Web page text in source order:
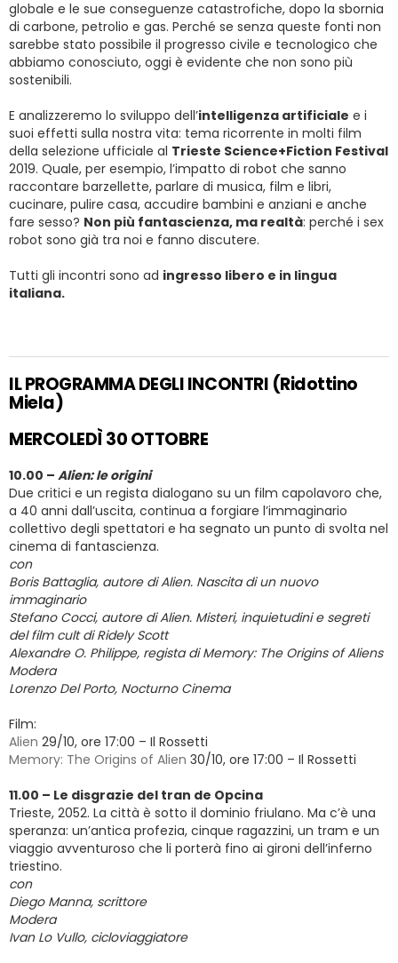
globale e le sue conseguenze catastrofiche, dopo la sbornia
di carbone, petrolio e gas. Perché se senza queste fonti non
sarebbe stato possibile il progresso civile e tecnologico che
abbiamo conosciuto, oggi è evidente che non sono più
sostenibili.
E analizzeremo lo sviluppo dell’intelligenza artificiale e i
suoi effetti sulla nostra vita: tema ricorrente in molti film
della selezione ufficiale al Trieste Science+Fiction Festival
2019. Quale, per esempio, l’impatto di robot che sanno
raccontare barzellette, parlare di musica, film e libri,
cucinare, pulire casa, accudire bambini e anziani e anche
fare sesso? Non più fantascienza, ma realtà: perché i sex
robot sono già tra noi e fanno discutere.
Tutti gli incontri sono ad ingresso libero e in lingua
italiana.
IL PROGRAMMA DEGLI INCONTRI (Ridottino
Miela)
MERCOLEDÌ 30 OTTOBRE
10.00 – Alien: le origini
Due critici e un regista dialogano su un film capolavoro che,
a 40 anni dall’uscita, continua a forgiare l’immaginario
collettivo degli spettatori e ha segnato un punto di svolta nel
cinema di fantascienza.
con
Boris Battaglia, autore di Alien. Nascita di un nuovo
immaginario
Stefano Cocci, autore di Alien. Misteri, inquietudini e segreti
del film cult di Ridely Scott
Alexandre O. Philippe, regista di Memory: The Origins of Aliens
Modera
Lorenzo Del Porto, Nocturno Cinema
Film:
Alien 29/10, ore 17:00 – Il Rossetti
Memory: The Origins of Alien 30/10, ore 17:00 – Il Rossetti
11.00 – Le disgrazie del tran de Opcina
Trieste, 2052. La città è sotto il dominio friulano. Ma c’è una
speranza: un’antica profezia, cinque ragazzini, un tram e un
viaggio avventuroso che li porterà fino ai gironi dell’inferno
triestino.
con
Diego Manna, scrittore
Modera
Ivan Lo Vullo, cicloviaggiatore